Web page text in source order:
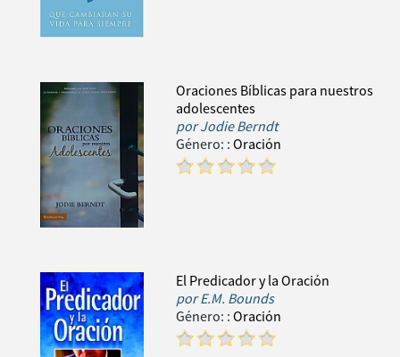
Oraciones Bíblicas para nuestros
adolescentes
porJodie Berndt
Género: :Oración
El Predicador y la Oración
porE.M. Bounds
Género: :Oración